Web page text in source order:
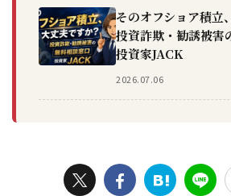
そのオフショア積立
投資詐欺・勧誘被害
投資家JACK
2026.07.06